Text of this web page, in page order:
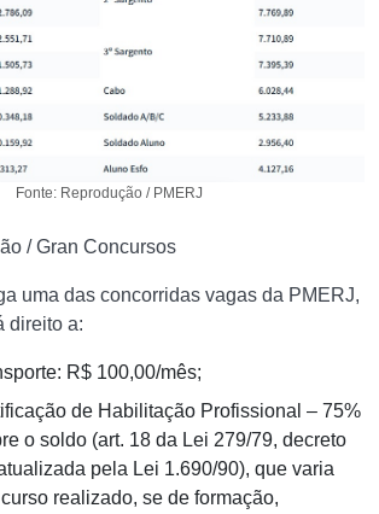
Fonte: Reprodução / PMERJ
/ Gran Concursos
uma das concorridas vagas da PMERJ,
direito a:
R$ 100,00/mês;
de Habilitação Profissional – 75%
o soldo (art. 18 da Lei 279/79, decreto
pela Lei 1.690/90), que varia
realizado, se de formação,